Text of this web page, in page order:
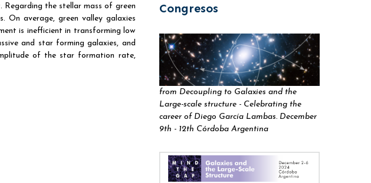
the stellar mass of green
On average, green valley galaxies
is inefficient in transforming low
and star forming galaxies, and
of the star formation rate,
Congresos
from Decoupling to Galaxies and the
Large-scale structure - Celebrating the
career of Diego García Lambas. December
9th - 12th Córdoba Argentina